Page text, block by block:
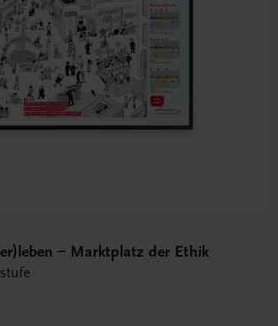
– Marktplatz der Ethik